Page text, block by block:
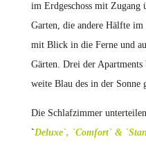
im Erdgeschoss mit Zugang
Garten, die andere Hälfte
mit Blick in die Ferne und
Gärten. Drei der
weite Blau des in der Sonne
Die Schlafzimmer
`Deluxe`, `Comfort` &